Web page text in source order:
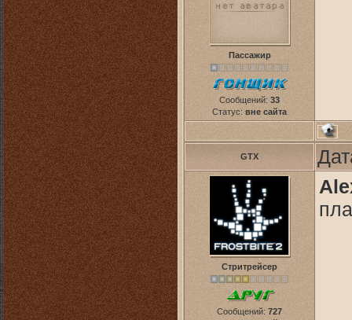
Пассажир
Сообщений: 33
Статус: вне сайта
GTX
Стритрейсер
Сообщений: 727